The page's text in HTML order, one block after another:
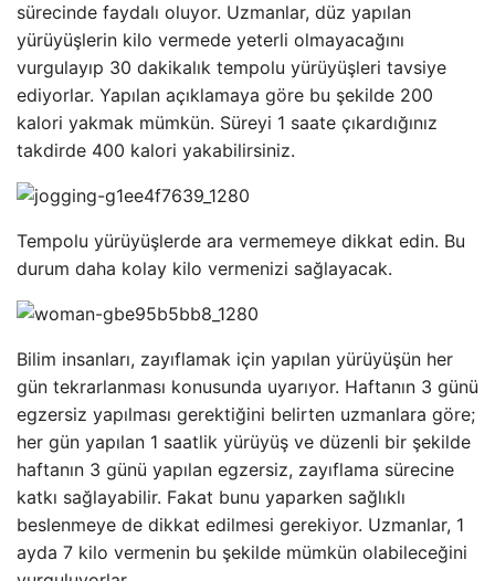
sürecinde faydalı oluyor. Uzmanlar, düz yapılan
yürüyüşlerin kilo vermede yeterli olmayacağını
vurgulayıp 30 dakikalık tempolu yürüyüşleri tavsiye
ediyorlar. Yapılan açıklamaya göre bu şekilde 200
kalori yakmak mümkün. Süreyi 1 saate çıkardığınız
takdirde 400 kalori yakabilirsiniz.
Tempolu yürüyüşlerde ara vermemeye dikkat edin. Bu
durum daha kolay kilo vermenizi sağlayacak.
Bilim insanları, zayıflamak için yapılan yürüyüşün her
gün tekrarlanması konusunda uyarıyor. Haftanın 3 günü
egzersiz yapılması gerektiğini belirten uzmanlara göre;
her gün yapılan 1 saatlik yürüyüş ve düzenli bir şekilde
haftanın 3 günü yapılan egzersiz, zayıflama sürecine
katkı sağlayabilir. Fakat bunu yaparken sağlıklı
beslenmeye de dikkat edilmesi gerekiyor. Uzmanlar, 1
ayda 7 kilo vermenin bu şekilde mümkün olabileceğini